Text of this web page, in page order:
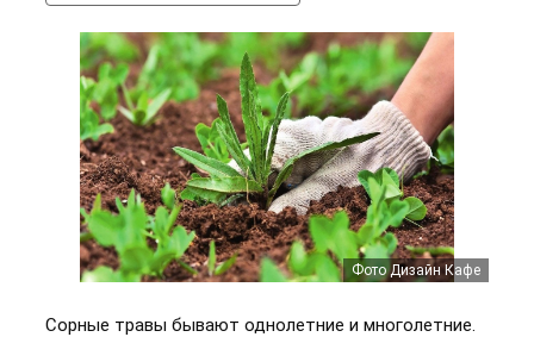
Фото Дизайн Кафе
Сорные травы бывают однолетние и многолетние.